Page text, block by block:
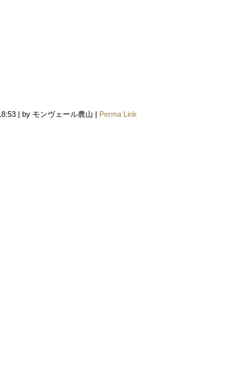
| by モンヴェール農山 | Perma Link